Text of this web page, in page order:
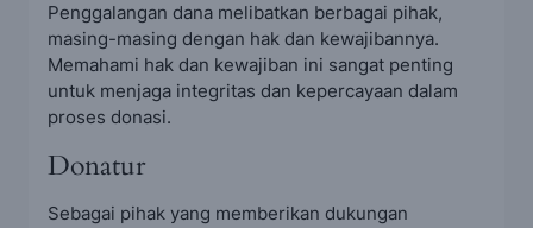
Penggalangan dana melibatkan berbagai pihak,
masing-masing dengan hak dan kewajibannya.
Memahami hak dan kewajiban ini sangat penting
untuk menjaga integritas dan kepercayaan dalam
proses donasi.
Donatur
Sebagai pihak yang memberikan dukungan